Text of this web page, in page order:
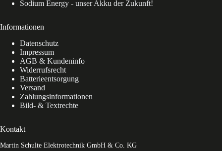
Sodium Energy - unser Akku der Zukunft!
Informationen
Datenschutz
Impressum
AGB & Kundeninfo
Widerrufsrecht
Batterieentsorgung
Versand
Zahlungsinformationen
Bild- & Textrechte
Kontakt
Martin Schulte Elektrotechnik GmbH & Co. KG